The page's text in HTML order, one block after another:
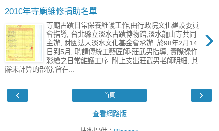
2010年寺廟維修捐助名單
›
寺廟古蹟日常保養維護工作,由行政院文化建設委員
會指導, 台北縣立淡水古蹟博物館,淡水龍山寺共同
主辦, 財團法人淡水文化基金會承辦. 於98年2月14
日到5月, 聘請傳統工藝匠師-莊武男指導, 實際操作
彩繪之日常維護工序. 附上支出莊武男老師明細, 其
餘未計算的部份,會在...
‹ ›
首頁
查看網路版